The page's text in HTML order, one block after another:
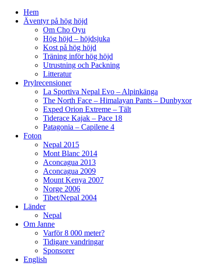
Hem
Äventyr på hög höjd
Om Cho Oyu
Hög höjd – höjdsjuka
Kost på hög höjd
Träning inför hög höjd
Utrustning och Packning
Litteratur
Prylrecensioner
La Sportiva Nepal Evo – Alpinkänga
The North Face – Himalayan Pants – Dunbyxor
Exped Orion Extreme – Tält
Tiderace Kajak – Pace 18
Patagonia – Capilene 4
Foton
Nepal 2015
Mont Blanc 2014
Aconcagua 2013
Aconcagua 2009
Mount Kenya 2007
Norge 2006
Tibet/Nepal 2004
Länder
Nepal
Om Janne
Varför 8 000 meter?
Tidigare vandringar
Sponsorer
English